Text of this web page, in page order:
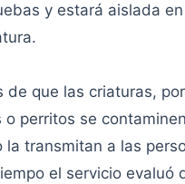
y estará aislada
de que las criaturas, por
o perritos se
la transmitan a las
el servicio evaluó